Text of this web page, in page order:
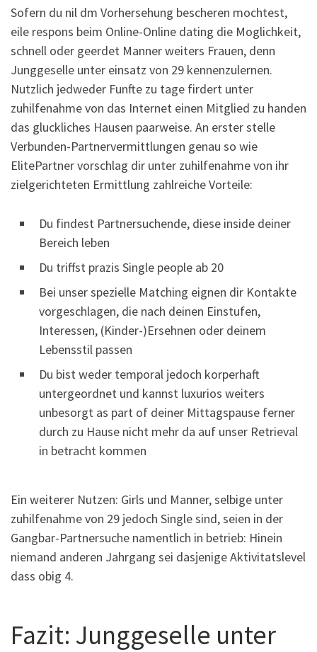
Sofern du nil dm Vorhersehung bescheren mochtest,
eile respons beim Online-Online dating die Moglichkeit,
schnell oder geerdet Manner weiters Frauen, denn
Junggeselle unter einsatz von 29 kennenzulernen.
Nutzlich jedweder Funfte zu tage firdert unter
zuhilfenahme von das Internet einen Mitglied zu handen
das gluckliches Hausen paarweise. An erster stelle
Verbunden-Partnervermittlungen genau so wie
ElitePartner vorschlag dir unter zuhilfenahme von ihr
zielgerichteten Ermittlung zahlreiche Vorteile:
Du findest Partnersuchende, diese inside deiner
Bereich leben
Du triffst prazis Single people ab 20
Bei unser spezielle Matching eignen dir Kontakte
vorgeschlagen, die nach deinen Einstufen,
Interessen, (Kinder-)Ersehnen oder deinem
Lebensstil passen
Du bist weder temporal jedoch korperhaft
untergeordnet und kannst luxurios weiters
unbesorgt as part of deiner Mittagspause ferner
durch zu Hause nicht mehr da auf unser Retrieval
in betracht kommen
Ein weiterer Nutzen: Girls und Manner, selbige unter
zuhilfenahme von 29 jedoch Single sind, seien in der
Gangbar-Partnersuche namentlich in betrieb: Hinein
niemand anderen Jahrgang sei dasjenige Aktivitatslevel
dass obig 4.
Fazit: Junggeselle unter